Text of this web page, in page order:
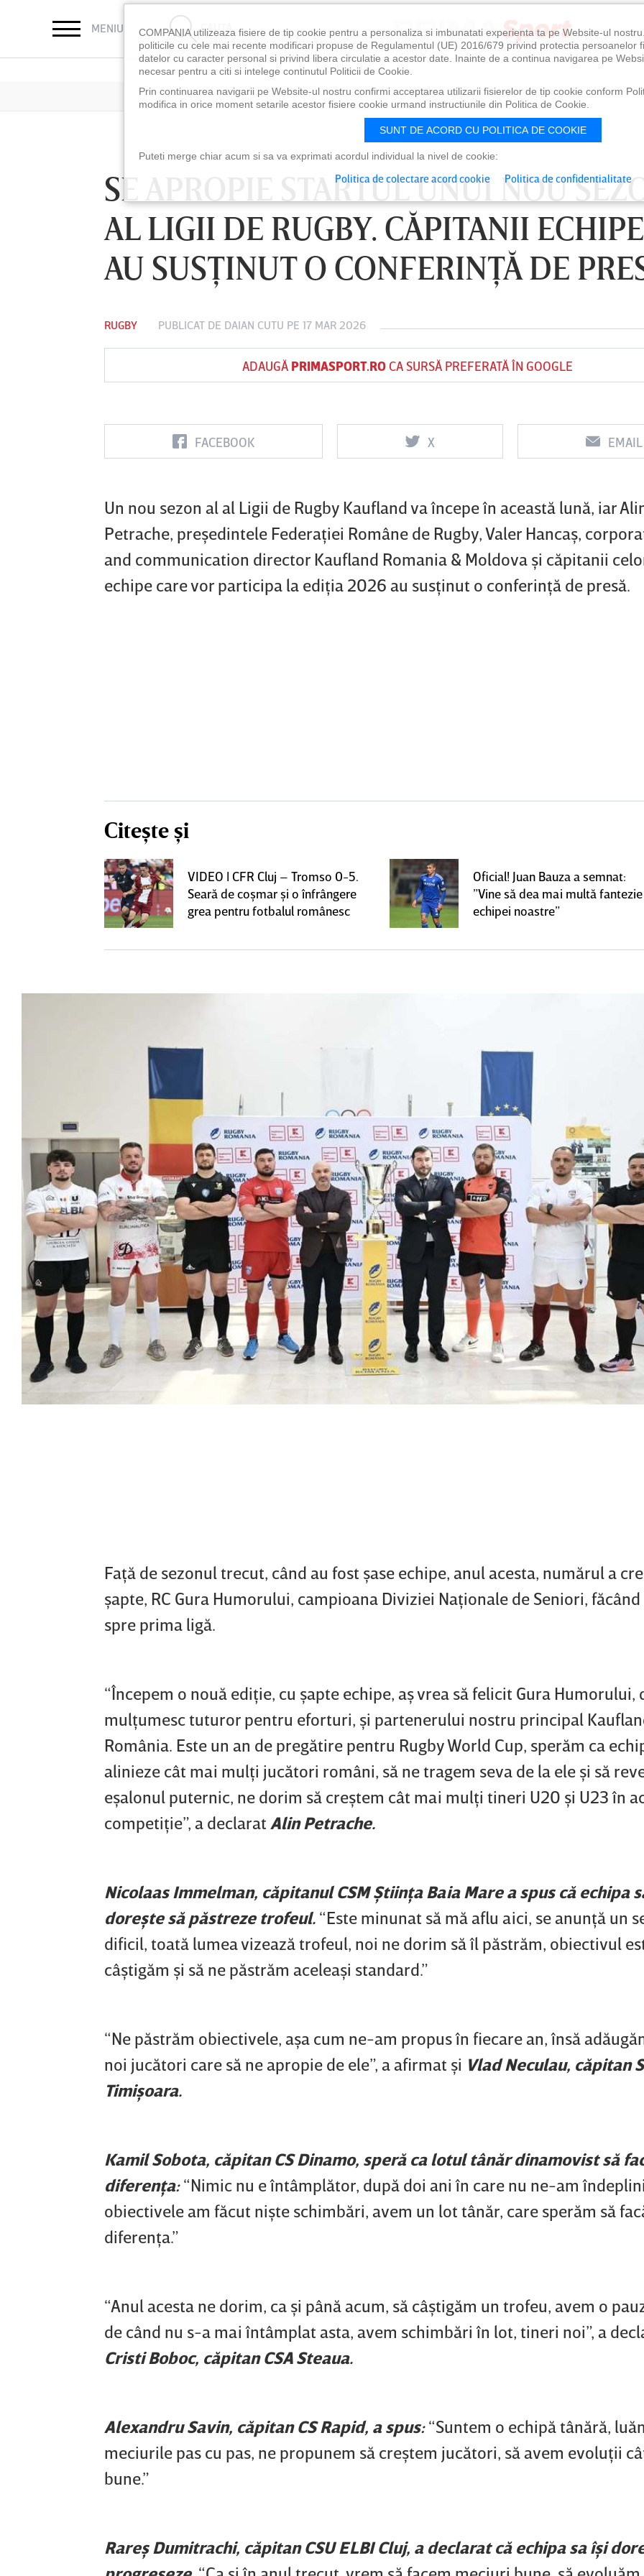
MENIU CAUTĂ
SE APROPIE STARTUL UNUI NOU
AL LIGII DE RUGBY. CĂPITANII
AU SUSŢINUT O CONFERINŢĂ DE
RUGBY PUBLICAT DE DAIAN CUTU PE 17 MAR 2026
ADAUGĂ PRIMASPORT.ROCA SURSĂ PREFERATĂ ÎN GOOGLE
FACEBOOK X EMAIL
Un nou sezon al al Ligii de Rugby Kaufland va începe în această lună, iar
Petrache, preşedintele Federaţiei Române de Rugby, Valer Hancaş,
and communication director Kaufland Romania & Moldova şi căpitanii
echipe care vor participa la ediţia 2026 au susţinut o conferinţă de presă.
Citește și
VIDEO | CFR Cluj – Tromso 0-5.
Seară de coşmar şi o înfrângere
grea pentru fotbalul românesc
Oficial! Juan Bauza a semnat:
”Vine să dea mai multă fantezie
echipei noastre”
Faţă de sezonul trecut, când au fost şase echipe, anul acesta, numărul a
şapte, RC Gura Humorului, campioana Diviziei Naţionale de Seniori,
spre prima ligă.
“Începem o nouă ediţie, cu şapte echipe, aş vrea să felicit Gura Humorului,
mulţumesc tuturor pentru eforturi, şi partenerului nostru principal
România. Este un an de pregătire pentru Rugby World Cup, sperăm ca
alinieze cât mai mulţi jucători români, să ne tragem seva de la ele şi să
eşalonul puternic, ne dorim să creştem cât mai mulţi tineri U20 şi U23 în
competiţie”, a declarat Alin Petrache.
Nicolaas Immelman, căpitanul CSM Ştiinţa Baia Mare a spus că echipa
doreşte să păstreze trofeul. “Este minunat să mă aflu aici, se anunţă un
dificil, toată lumea vizează trofeul, noi ne dorim să îl păstrăm, obiectivul
câştigăm şi să ne păstrăm aceleaşi standard.”
“Ne păstrăm obiectivele, aşa cum ne-am propus în fiecare an, însă
noi jucători care să ne apropie de ele”, a afirmat şi Vlad Neculau, căpitan
Timişoara.
Kamil Sobota, căpitan CS Dinamo, speră ca lotul tânăr dinamovist să
diferenţa:“Nimic nu e întâmplător, după doi ani în care nu ne-am
obiectivele am făcut nişte schimbări, avem un lot tânăr, care sperăm să
diferenţa.”
“Anul acesta ne dorim, ca şi până acum, să câştigăm un trofeu, avem o
de când nu s-a mai întâmplat asta, avem schimbări în lot, tineri noi”, a
Cristi Boboc, căpitan CSA Steaua.
Alexandru Savin, căpitan CS Rapid, a spus:“Suntem o echipă tânără,
meciurile pas cu pas, ne propunem să creştem jucători, să avem evoluţii
bune.”
Rareş Dumitrachi, căpitan CSU ELBI Cluj, a declarat că echipa sa îşi
FC Botoşani
Vs
Corvinul
Hunedoara
Sepsi OSK Sf
Vs
FCSB UTA Arad
Vs
Rapid
COMPANIA utilizeaza fisiere de tip cookie pentru a personaliza si imbunatati experienta ta pe Website-ul
politicile cu cele mai recente modificari propuse de Regulamentul (UE) 2016/679 privind protectia persoanelor
datelor cu caracter personal si privind libera circulatie a acestor date. Inainte de a continua navigarea pe
necesar pentru a citi si intelege continutul Politicii de Cookie.
Prin continuarea navigarii pe Website-ul nostru confirmi acceptarea utilizarii fisierelor de tip cookie conform
modifica in orice moment setarile acestor fisiere cookie urmand instructiunile din Politica de Cookie.
SUNT DE ACORD CU POLITICA DE COOKIE
Puteti merge chiar acum si sa va exprimati acordul individual la nivel de cookie:
Politica de colectare acord cookie Politica de confidentialitate